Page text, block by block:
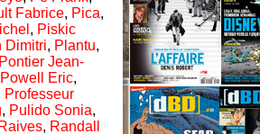
Fabrice, Pica,
, Piskic
Dimitri, Plantu,
Pontier Jean-
Powell Eric,
Professeur
, Pulido Sonia,
Raives, Randall